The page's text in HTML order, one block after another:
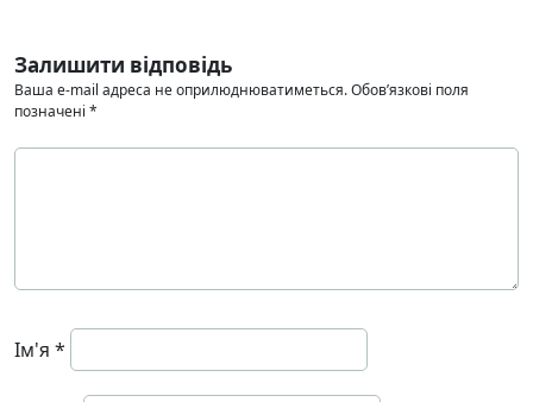
Залишити відповідь
Ваша e-mail адреса не оприлюднюватиметься.Обов’язкові поля
позначені *
Ім'я *